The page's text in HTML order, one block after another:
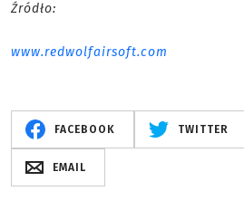
Źródło:
www.redwolfairsoft.com
FACEBOOK TWITTER
EMAIL